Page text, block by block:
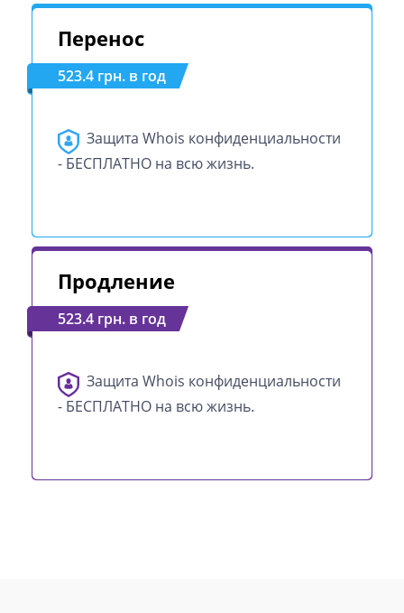
Перенос
523.4 грн. в год
Защита Whois конфиденциальности
- БЕСПЛАТНО на всю жизнь.
Продление
523.4 грн. в год
Защита Whois конфиденциальности
- БЕСПЛАТНО на всю жизнь.